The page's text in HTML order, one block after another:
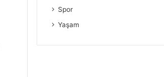
Spor
Yaşam